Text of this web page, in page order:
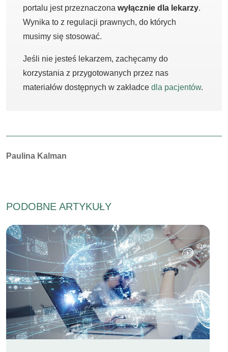
portalu jest przeznaczona wyłącznie dla lekarzy.
Wynika to z regulacji prawnych, do których
musimy się stosować.
Jeśli nie jesteś lekarzem, zachęcamy do
korzystania z przygotowanych przez nas
materiałów dostępnych w zakładce dla pacjentów.
Autorzy:
Paulina Kalman
PODOBNE ARTYKUŁY